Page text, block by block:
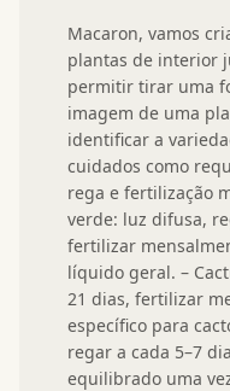
Macaron, vamos
plantas de interior
permitir tirar uma
imagem de uma
identificar a
cuidados como
rega e fertilização
verde: luz difusa,
fertilizar
líquido geral. –
21 dias, fertilizar
específico para
regar a cada 5–7
equilibrado uma